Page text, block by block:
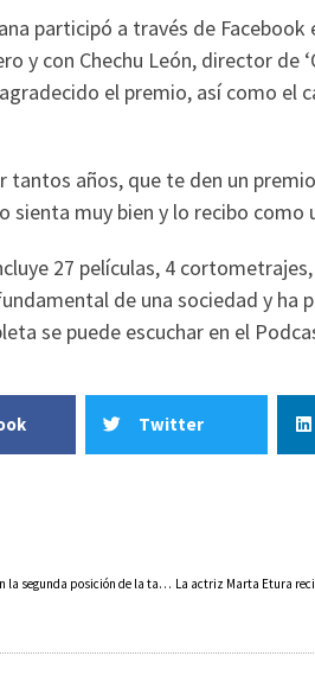
participó a través de Facebook
y con Chechu León, director de
el premio, así como el
tantos años, que te den un
muy bien y lo recibo como
27 películas, 4
de una sociedad y ha
se puede escuchar en el
Twitter
El CD Arnedo cierra la primera vuelta de la liga en la segunda posición de la tabla clasificatoria